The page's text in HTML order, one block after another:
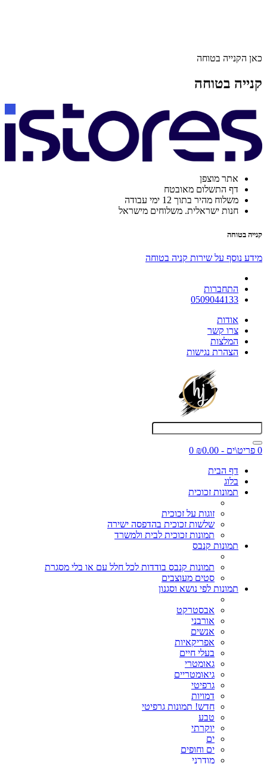
כאן הקנייה בטוחה
קנייה בטוחה
אתר מוצפן
דף התשלום מאובטח
משלוח מהיר בתוך 12 ימי עבודה
חנות ישראלית. משלוחים מישראל
קנייה בטוחה
מידע נוסף על שירות קניה בטוחה
התחברות
0509044133
אודות
צרו קשר
המלצות
הצהרת נגישות
0 פריט\ים - ₪0.00
0
דף הבית
בלוג
תמונות זכוכית
זוגות על זכוכית
שלשות זכוכית בהדפסה ישירה
תמונות זכוכית לבית ולמשרד
תמונות קנבס
תמונות קנבס בודדות לכל חלל עם או בלי מסגרת
סטים מעוצבים
תמונות לפי נושא וסגנון
אבסטרקט
אורבני
אנשים
אפריקאיות
בעלי חיים
גאומטרי
גיאומטריים
גרפיטי
דמויות
חדש! תמונות גרפיטי
טבע
יוקרתי
ים
ים וחופים
מודרני